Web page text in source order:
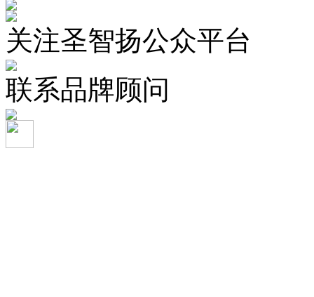
关注圣智扬公众平台
联系品牌顾问